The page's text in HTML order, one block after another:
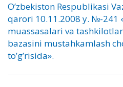
O’zbekiston Respublikasi
qarori 10.11.2008 y. №-
muassasalari va
bazasini mustahkamlash
to’g’risida».